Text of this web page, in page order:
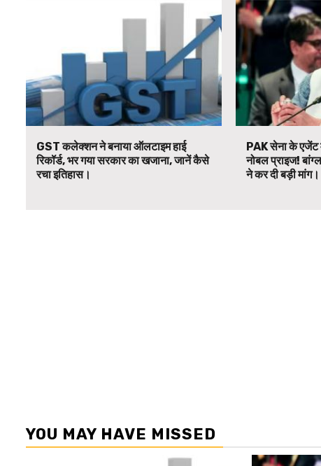
GST कलेक्शन ने बनाया ऑलटाइम हाई
रिकॉर्ड, भर गया सरकार का खजाना, जानें कैसे
रचा इतिहास।
PAK सेना के एजेंट
नोबल प्राइज!
ने कर दी बड़ी मांग।
YOU MAY HAVE MISSED